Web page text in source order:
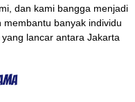
dan kami bangga menjadi
banyak individu
lancar antara Jakarta